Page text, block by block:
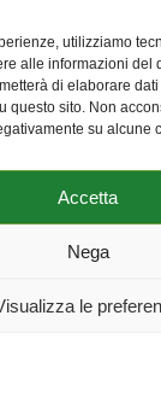
utilizziamo
alle informazioni del
di elaborare
questo sito. Non
su alcune
Accetta
Nega
le
SOCIAL